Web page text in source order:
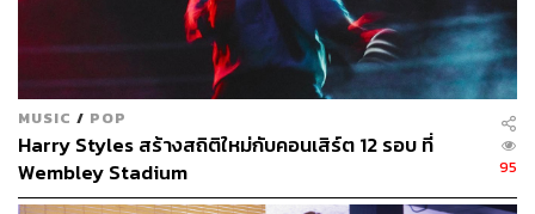
Crystalsก็มีส่วนร่วมกับซีรีส์ชุดนี้เช่นกัน
พวกเขาปรากฏตัวในเวลาไม่กี่วินาทีเช่นเดียวกับศิลปินคน
อื่นๆ ในบทบาทนักดนตรีที่โรงละครกลางแจ้งในเมืองบรา
วอส
แรกนาร์ ซอร์ฮัลส์สัน (Ragnar Þórhallsson) ฟรอนต์แมน
ของวงกล่าวว่า “ตอนที่Game of Thronesมาถ่ายทำที่ไอซ์
แลนด์ เราบอกกับผู้จัดการวงว่าอยากแสดงเป็นตัวประกอบ
MUSIC / POP
Harry Styles สร้างสถิติใหม่กับคอนเสิร์ต 12 รอบ ที่
Wembley Stadium
95